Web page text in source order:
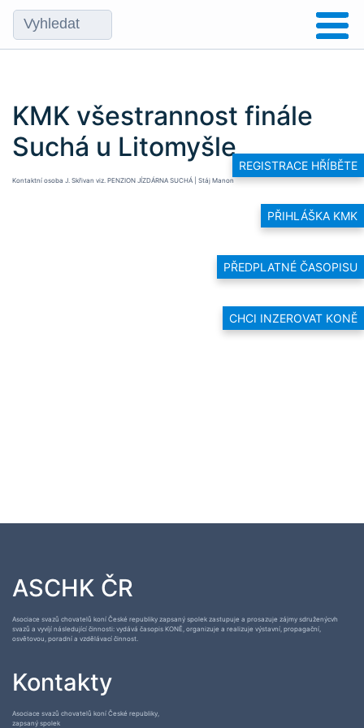
REGISTRACE HŘÍBĚTE
PŘIHLÁŠKA KMK
PŘEDPLATNÉ ČASOPISU
CHCI INZEROVAT KONĚ
KMK všestrannost finále
Suchá u Litomyšle
Kontaktní osoba J. Skřivan viz. PENZION JÍZDÁRNA SUCHÁ | Stáj Manon
ASCHK ČR
Asociace svazů chovatelů koní České republiky zapsaný spolek zastupuje a prosazuje zájmy sdruženýcvh
svazů a vyvíjí následující činnosti: vydává časopis KONĚ, organizuje a realizuje výstavní, propagační,
osvětovou, poradní a vzdělávací činnost.
Kontakty
Asociace svazů chovatelů koní České republiky,
zapsaný spolek